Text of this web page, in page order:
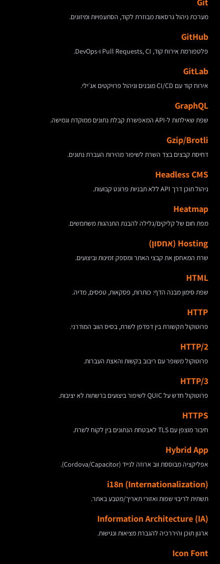
מערכת ניהול גרסאות מבוזרת לקוד, הסתעפויות ומיזוגים.
GitHub
פלטפורמת אירוח קוד, Pull Requests, CI ו-DevOps.
GitLab
אירוח קוד עם CI/CD מובנים וניהול פרויקטים אג׳ילי.
GraphQL
שפת שאילתות ל-API המאפשרת קבלת נתונים ממוקדת וגמישה.
Gzip/Brotli
דחיסת קבצים בצד השרת לשיפור מהירות העברת נתונים.
Headless CMS
ניהול תוכן דרך API ללא תבניות פרונט קבועות.
Heatmap
מפת חום של קליקים/גלילה להבנת התנהגות משתמשים.
Hosting (אחסון)
שרת המאחסן את קבצי האתר ומספק זמינות וביצועים.
HTML
שפת סימון מבנה הדף: כותרות, פסקאות, טפסים, מדיה.
HTTP
פרוטוקול תקשורת בין דפדפן לשרת, בסיס הווב המודרני.
HTTP/2
פרוטוקול משופר עם ריבוב בקשות והאצת העברות.
HTTP/3
פרוטוקול חדש על QUIC לשיפור ביצועים ברשתות לא יציבות.
HTTPS
חיבור מוצפן עם TLS לאבטחת הנתונים בין לקוח לשרת.
Hybrid App
אפליקציה מבוססת ווב ארוזה לנייד (Cordova/Capacitor).
i18n (Internationalization)
תשתית לריבוי שפות ואזורי תאריך/מטבע באתר.
Information Architecture (IA)
ארגון תוכן והיררכיה להגברת מציאות ונגישות.
Icon Font